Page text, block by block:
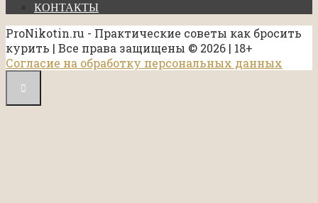
КОНТАКТЫ
ProNikotin.ru - Практические советы как бросить
курить | Все права защищены © 2026 | 18+
Согласие на обработку персональных данных